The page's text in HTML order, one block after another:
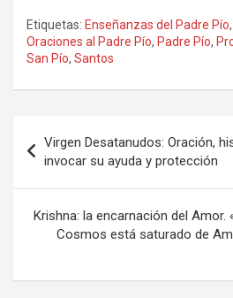
Etiquetas: Enseñanzas del Padre Pío,
Oraciones al Padre Pío, Padre Pío,
San Pío, Santos
de
entradas
Virgen Desatanudos: Oración,
invocar su ayuda y protección
Krishna: la encarnación del Amor.
Cosmos está saturado de